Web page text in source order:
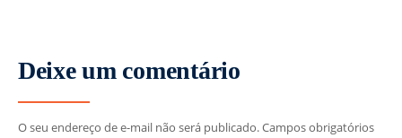
Deixe um comentário
O seu endereço de e-mail não será publicado.Campos obrigatórios